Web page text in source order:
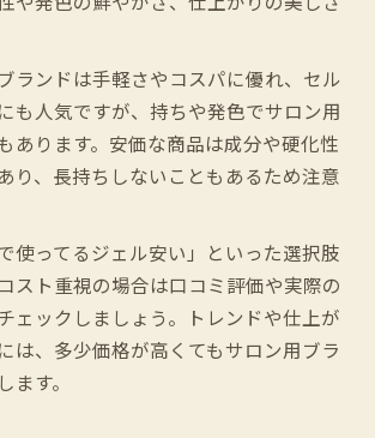
ランドは手軽さやコスパに優れ、セル
も人気ですが、持ちや発色でサロン用
あります。安価な商品は成分や硬化性
り、長持ちしないこともあるため注意
使ってるジェル安い」といった選択肢
スト重視の場合は口コミ評価や実際の
ェックしましょう。トレンドや仕上が
は、多少価格が高くてもサロン用ブラ
ます。